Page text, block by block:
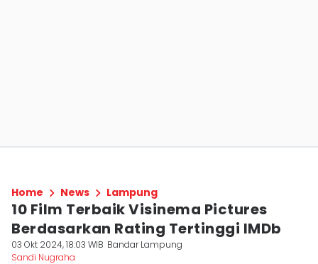
Home News Lampung
10 Film Terbaik Visinema Pictures
Berdasarkan Rating Tertinggi IMDb
03 Okt 2024, 18:03 WIB Bandar Lampung
Sandi Nugraha